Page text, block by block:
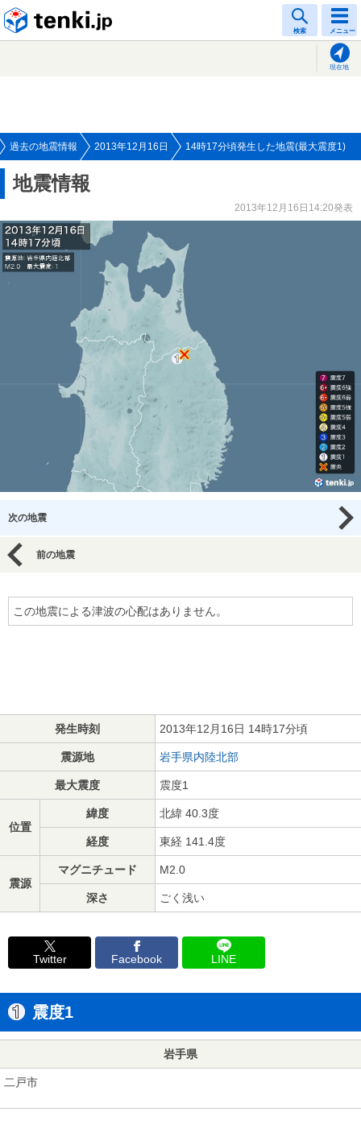
検索 メニュー
現在地
過去の地震情報 2013年12月16日 14時17分頃発生した地震(最大震度1)
地震情報
2013年12月16日14:20発表
次の地震
前の地震
この地震による津波の心配はありません。
発生時刻 2013年12月16日 14時17分頃
震源地 岩手県内陸北部
最大震度 震度1
位置
緯度 北緯 40.3度
経度 東経 141.4度
震源
マグニチュード M2.0
深さ ごく浅い
Twitter Facebook LINE
震度1
岩手県
二戸市